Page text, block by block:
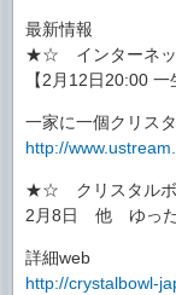
最新情報
★☆ インターネ
【2月12日20:00 一
一家に一個クリス
http://
★☆ クリスタル
2月8日 他 ゆった
詳細web
http://crystalbowl-